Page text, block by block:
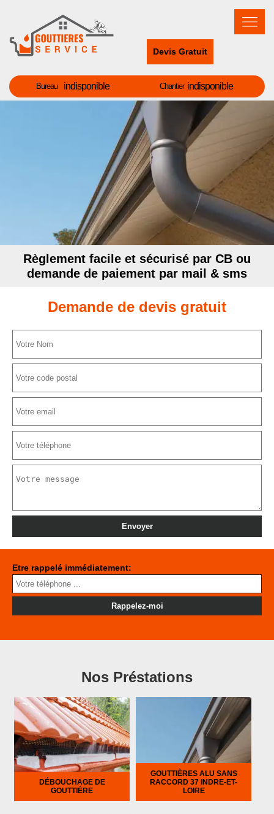
Devis Gratuit
Bureau indisponible Chantier indisponible
Règlement facile et sécurisé par CB ou
demande de paiement par mail & sms
Demande de devis gratuit
Etre rappelé immédiatement:
Nos Préstations
DÉBOUCHAGE DE
GOUTTIÈRE
GOUTTIÈRES ALU SANS
RACCORD 37 INDRE-ET-
LOIRE